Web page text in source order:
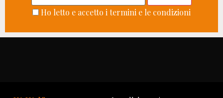
Ho letto e accetto i termini e le condizioni